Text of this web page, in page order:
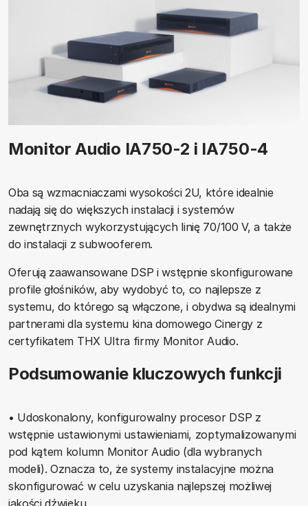
Monitor Audio IA750-2 i IA750-4
Oba są wzmacniaczami wysokości 2U, które idealnie
nadają się do większych instalacji i systemów
zewnętrznych wykorzystujących linię 70/100 V, a także
do instalacji z subwooferem.
Oferują zaawansowane DSP i wstępnie skonfigurowane
profile głośników, aby wydobyć to, co najlepsze z
systemu, do którego są włączone, i obydwa są idealnymi
partnerami dla systemu kina domowego Cinergy z
certyfikatem THX Ultra firmy Monitor Audio.
Podsumowanie kluczowych funkcji
• Udoskonalony, konfigurowalny procesor DSP z
wstępnie ustawionymi ustawieniami, zoptymalizowanymi
pod kątem kolumn Monitor Audio (dla wybranych
modeli). Oznacza to, że systemy instalacyjne można
skonfigurować w celu uzyskania najlepszej możliwej
jakości dźwięku.